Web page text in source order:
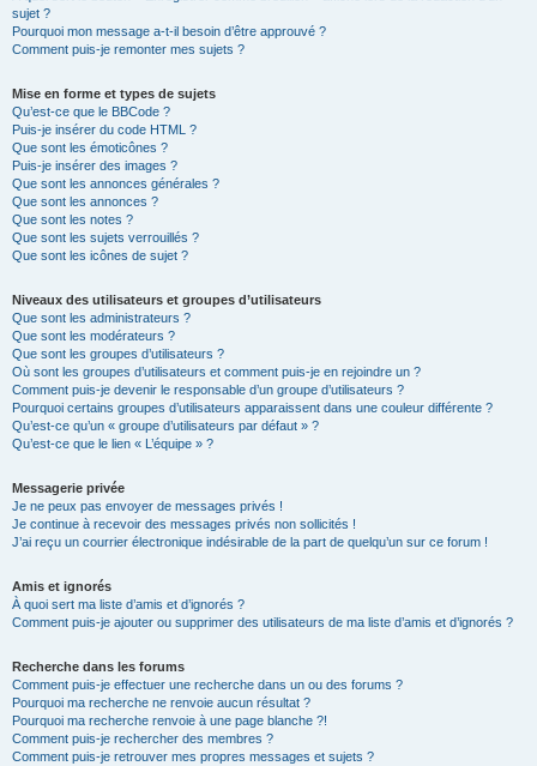
sujet ?
Pourquoi mon message a-t-il besoin d’être approuvé ?
Comment puis-je remonter mes sujets ?
Mise en forme et types de sujets
Qu’est-ce que le BBCode ?
Puis-je insérer du code HTML ?
Que sont les émoticônes ?
Puis-je insérer des images ?
Que sont les annonces générales ?
Que sont les annonces ?
Que sont les notes ?
Que sont les sujets verrouillés ?
Que sont les icônes de sujet ?
Niveaux des utilisateurs et groupes d’utilisateurs
Que sont les administrateurs ?
Que sont les modérateurs ?
Que sont les groupes d’utilisateurs ?
Où sont les groupes d’utilisateurs et comment puis-je en rejoindre un ?
Comment puis-je devenir le responsable d’un groupe d’utilisateurs ?
Pourquoi certains groupes d’utilisateurs apparaissent dans une couleur différente ?
Qu’est-ce qu’un « groupe d’utilisateurs par défaut » ?
Qu’est-ce que le lien « L’équipe » ?
Messagerie privée
Je ne peux pas envoyer de messages privés !
Je continue à recevoir des messages privés non sollicités !
J’ai reçu un courrier électronique indésirable de la part de quelqu’un sur ce forum !
Amis et ignorés
À quoi sert ma liste d’amis et d’ignorés ?
Comment puis-je ajouter ou supprimer des utilisateurs de ma liste d’amis et d’ignorés ?
Recherche dans les forums
Comment puis-je effectuer une recherche dans un ou des forums ?
Pourquoi ma recherche ne renvoie aucun résultat ?
Pourquoi ma recherche renvoie à une page blanche ?!
Comment puis-je rechercher des membres ?
Comment puis-je retrouver mes propres messages et sujets ?